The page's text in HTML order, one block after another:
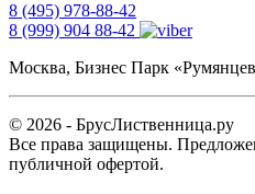
8 (495) 978-88-42
8 (999) 904 88-42
Москва, Бизнес Парк
© 2026 - БрусЛиственница.ру
Все права защищены.
публичной офертой.